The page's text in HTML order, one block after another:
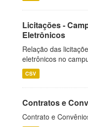
Licitações -
Eletrônicos
Relação das
eletrônicos no
CSV
Contratos e
Contrato e